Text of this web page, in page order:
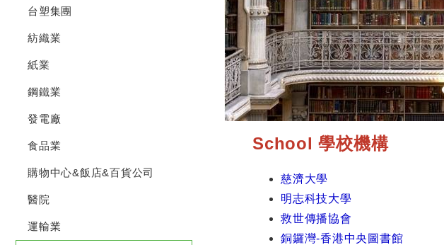
台塑集團
紡織業
紙業
鋼鐵業
發電廠
食品業
購物中心&飯店&百貨公司
醫院
運輸業
School 學校機構
慈濟大學
明志科技大學
救世傳播協會
銅鑼灣-香港中央圖書館